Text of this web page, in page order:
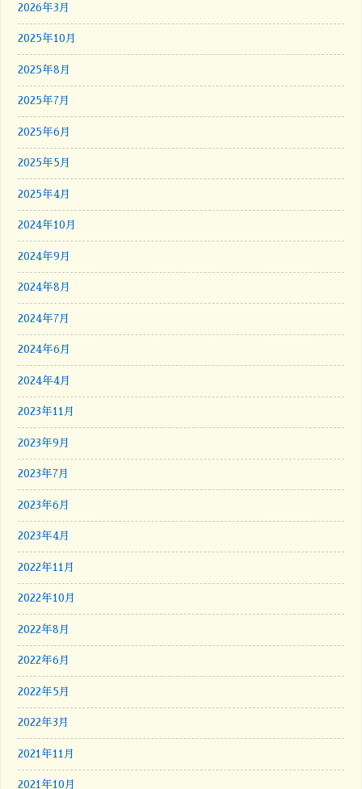
2026年3月
2025年10月
2025年8月
2025年7月
2025年6月
2025年5月
2025年4月
2024年10月
2024年9月
2024年8月
2024年7月
2024年6月
2024年4月
2023年11月
2023年9月
2023年7月
2023年6月
2023年4月
2022年11月
2022年10月
2022年8月
2022年6月
2022年5月
2022年3月
2021年11月
2021年10月